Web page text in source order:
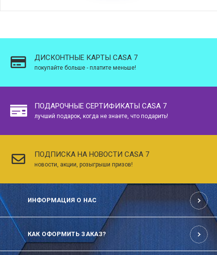
ДИСКОНТНЫЕ КАРТЫ CASA 7
покупайте больше - платите меньше!
ПОДАРОЧНЫЕ СЕРТИФИКАТЫ CASA 7
лучший подарок, когда не знаете, что подарить!
ПОДПИСКА НА НОВОСТИ CASA 7
новости, акции, розыгрыши призов!
ИНФОРМАЦИЯ О НАС
КАК ОФОРМИТЬ ЗАКАЗ?